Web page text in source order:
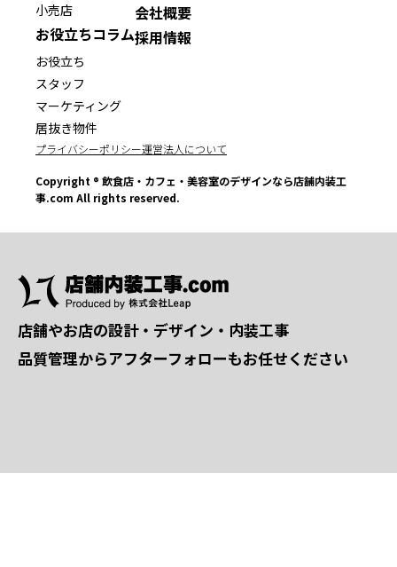
小売店
お役立ちコラム
お役立ち
スタッフ
マーケティング
居抜き物件
会社概要
採用情報
プライバシーポリシー運営法人について
Copyright ® 飲食店・カフェ・美容室のデザインなら店舗内装工
事.com All rights reserved.
店舗やお店の設計・デザイン・内装工事
品質管理からアフターフォローもお任せください